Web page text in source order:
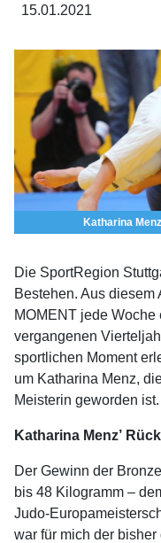
15.01.2021
Katharina Menz
Die SportRegion
Bestehen. Aus diesem
MOMENT jede
vergangenen
sportlichen Moment
um Katharina Menz,
Meisterin geworden ist.
Katharina Menz’
Der Gewinn der
bis 48 Kilogramm –
Judo-
war für mich der